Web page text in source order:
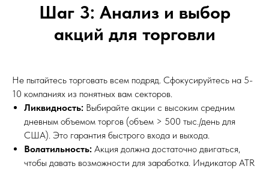
Шаг 3: Анализ и выбор
акций для торговли
Не пытайтесь торговать всем подряд. Сфокусируйтесь на 5-
10 компаниях из понятных вам секторов.
Ликвидность: Выбирайте акции с высоким средним
дневным объемом торгов (объем > 500 тыс./день для
США). Это гарантия быстрого входа и выхода.
Волатильность: Акция должна достаточно двигаться,
чтобы давать возможности для заработка. Индикатор ATR